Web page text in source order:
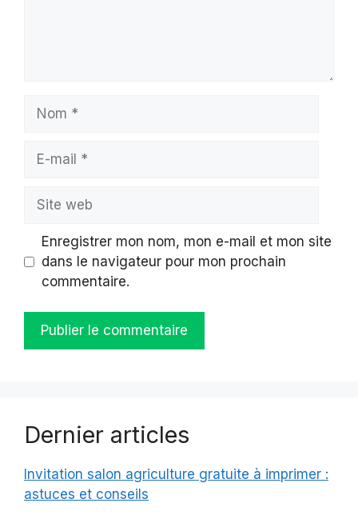
mail
web
Enregistrer mon nom, mon e-mail et mon site
dans le navigateur pour mon prochain
commentaire.
Dernier articles
Invitation salon agriculture gratuite à imprimer :
astuces et conseils